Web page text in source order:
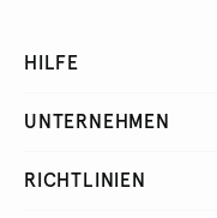
HILFE
UNTERNEHMEN
RICHTLINIEN